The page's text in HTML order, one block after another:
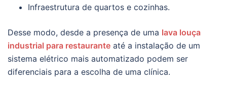
Infraestrutura de quartos e cozinhas.
Desse modo, desde a presença de uma lava louça
industrial para restaurante até a instalação de um
sistema elétrico mais automatizado podem ser
diferenciais para a escolha de uma clínica.